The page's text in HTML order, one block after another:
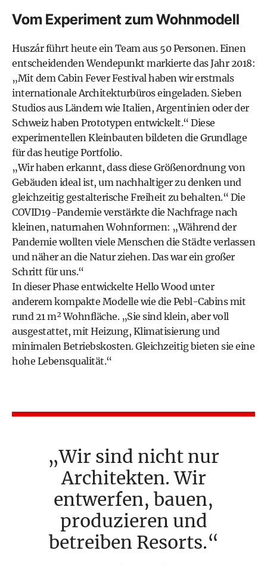
Vom Experiment zum Wohnmodell
Huszár führt heute ein Team aus 50 Personen. Einen
entscheidenden Wendepunkt markierte das Jahr 2018:
„Mit dem Cabin Fever Festival haben wir erstmals
internationale Architekturbüros eingeladen. Sieben
Studios aus Ländern wie Italien, Argentinien oder der
Schweiz haben Prototypen entwickelt.“ Diese
experimentellen Kleinbauten bildeten die Grundlage
für das heutige Portfolio.
„Wir haben erkannt, dass diese Größenordnung von
Gebäuden ideal ist, um nachhaltiger zu denken und
gleichzeitig gestalterische Freiheit zu behalten.“ Die
COVID19-Pandemie verstärkte die Nachfrage nach
kleinen, naturnahen Wohnformen: „Während der
Pandemie wollten viele Menschen die Städte verlassen
und näher an die Natur ziehen. Das war ein großer
Schritt für uns.“
In dieser Phase entwickelte Hello Wood unter
anderem kompakte Modelle wie die Pebl-Cabins mit
rund 21 m² Wohnfläche. „Sie sind klein, aber voll
ausgestattet, mit Heizung, Klimatisierung und
minimalen Betriebskosten. Gleichzeitig bieten sie eine
hohe Lebensqualität.“
Wir sind nicht nur
Architekten. Wir
entwerfen, bauen,
produzieren und
betreiben Resorts.